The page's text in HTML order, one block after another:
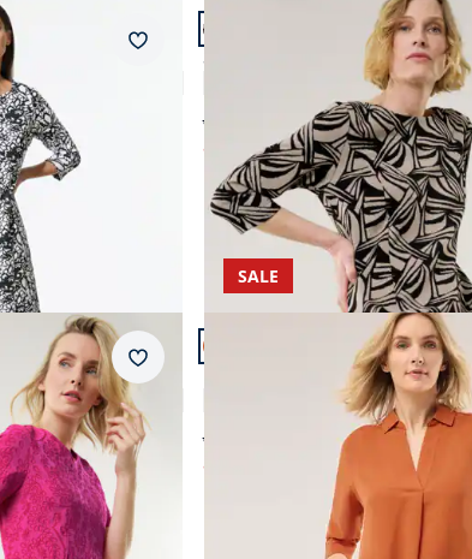
Merkzettel
Artikel 11 von 14.
Softjersey-Jacquardkleid
4,5 (16)
ab Fr. 199,00
ab Fr. 118,99 (-40%)
Merkzettel
Artikel 14 von 14.
SALE
4,9 (10)
ab Fr. 199,99
ab (-40%)